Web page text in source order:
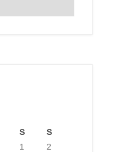
S
S
1
2